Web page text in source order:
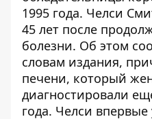
1995 года. Челси
45 лет после
болезни. Об этом
словам издания,
печени, который
диагностировали
года. Челси впервые